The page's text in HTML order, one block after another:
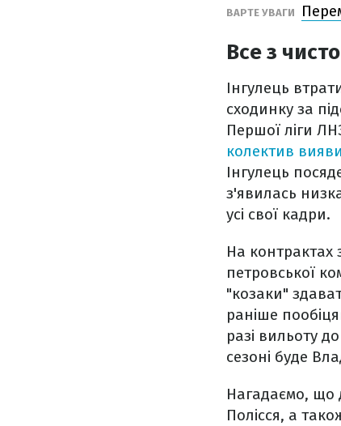
ВАРТЕ УВАГИ
Все з
Інгулець
сходинку за
Першої ліги
колектив
Інгулець
з'явилась
усі свої кадри.
На контрактах
петровської
"козаки"
раніше
разі вильоту
сезоні буде
Нагадаємо, що
Полісся, а